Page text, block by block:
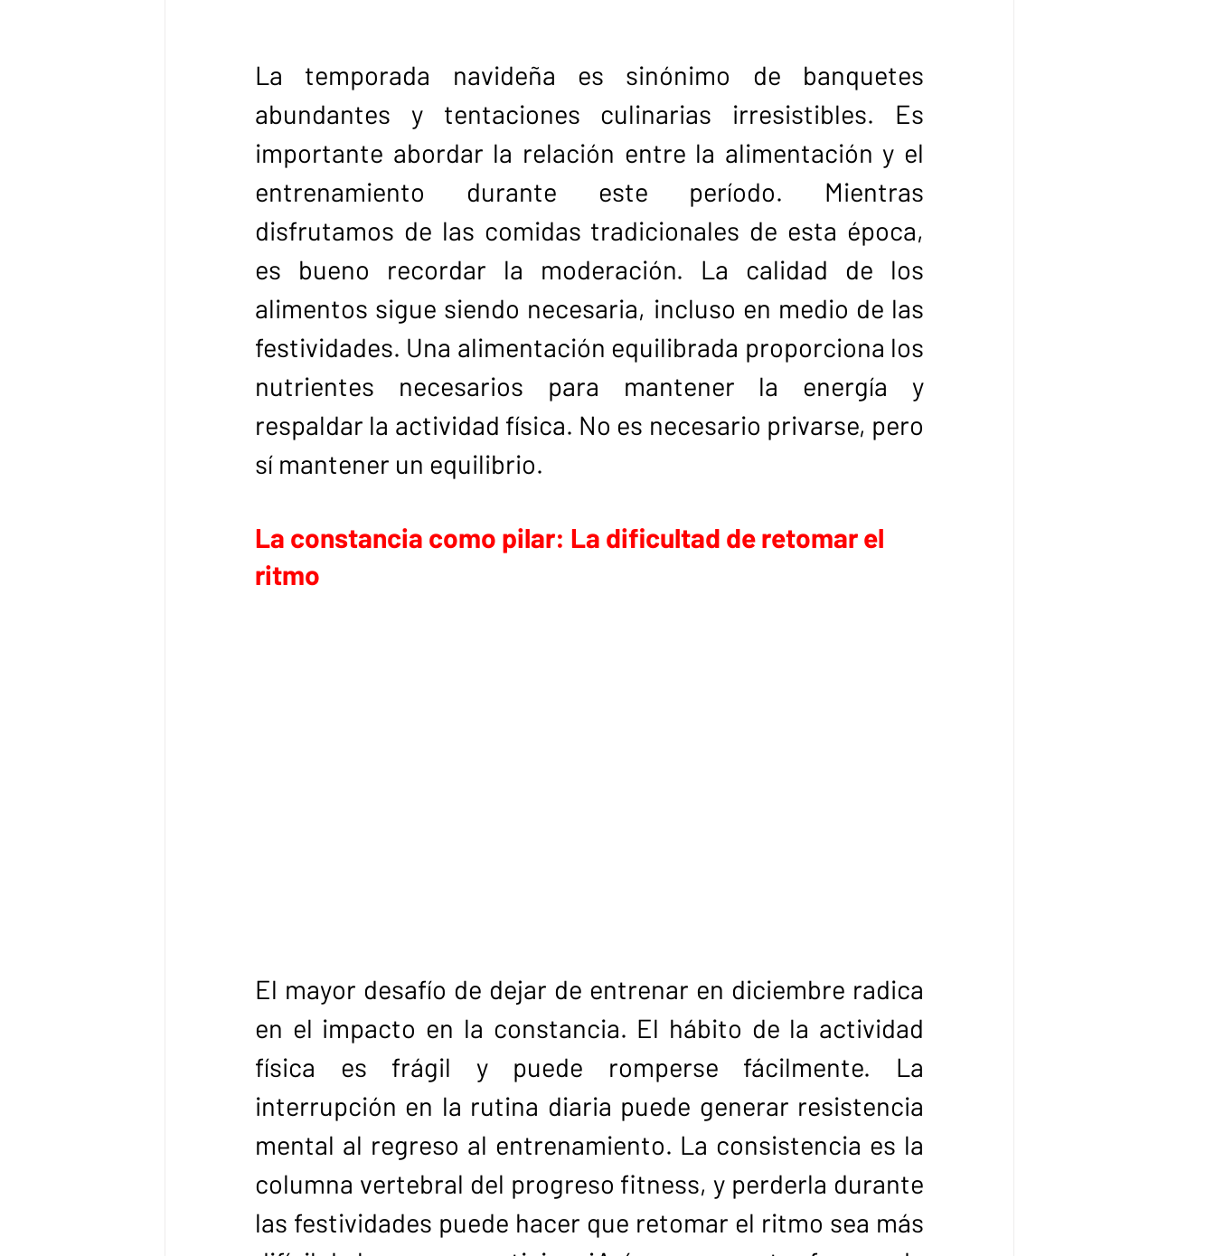
La temporada navideña es sinónimo de banquetes
abundantes y tentaciones culinarias irresistibles. Es
importante abordar la relación entre la alimentación y el
entrenamiento durante este período. Mientras
disfrutamos de las comidas tradicionales de esta época,
es bueno recordar la moderación. La calidad de los
alimentos sigue siendo necesaria, incluso en medio de las
festividades. Una alimentación equilibrada proporciona los
nutrientes necesarios para mantener la energía y
respaldar la actividad física. No es necesario privarse, pero
sí mantener un equilibrio.
La constancia como pilar: La dificultad de retomar el
ritmo
El mayor desafío de dejar de entrenar en diciembre radica
en el impacto en la constancia. El hábito de la actividad
física es frágil y puede romperse fácilmente. La
interrupción en la rutina diaria puede generar resistencia
mental al regreso al entrenamiento. La consistencia es la
columna vertebral del progreso fitness, y perderla durante
las festividades puede hacer que retomar el ritmo sea más